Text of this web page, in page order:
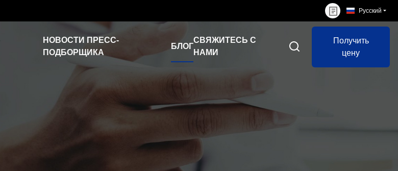
Русский
НОВОСТИ ПРЕСС-
ПОДБОРЩИКА
БЛОГ
СВЯЖИТЕСЬ С
НАМИ
Получить
цену